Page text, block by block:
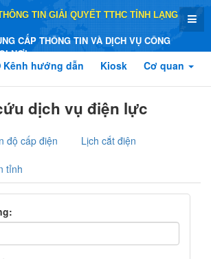
TIN GIẢI QUYẾT TTHC TỈNH LẠNG
CẤP THÔNG TIN VÀ DỊCH VỤ CÔNG
NƠI
Kênh hướng dẫn Kiosk Cơ quan
dịch vụ điện lực
độ cấp điện Lịch cắt điện
tỉnh